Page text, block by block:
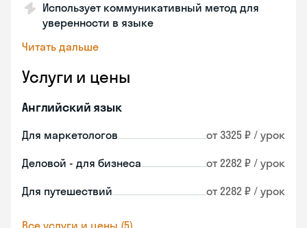
Использует коммуникативный метод для
уверенности в языке
Читать дальше
Услуги и цены
Английский язык
Для маркетологов от 3325 ₽ / урок
Деловой - для бизнеса от 2282 ₽ / урок
Для путешествий от 2282 ₽ / урок
Все услуги и цены (5)